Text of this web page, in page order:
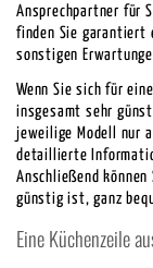
Ansprechpartner für
finden Sie garantiert
sonstigen
Wenn Sie sich für
insgesamt sehr
jeweilige Modell nur
detaillierte
Anschließend
günstig ist, ganz
Eine Küchenzeile